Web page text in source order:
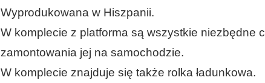
Wyprodukowana w Hiszpanii.
W komplecie z platforma są wszystkie niezbędne
zamontowania jej na samochodzie.
W komplecie znajduje się także rolka ładunkowa.